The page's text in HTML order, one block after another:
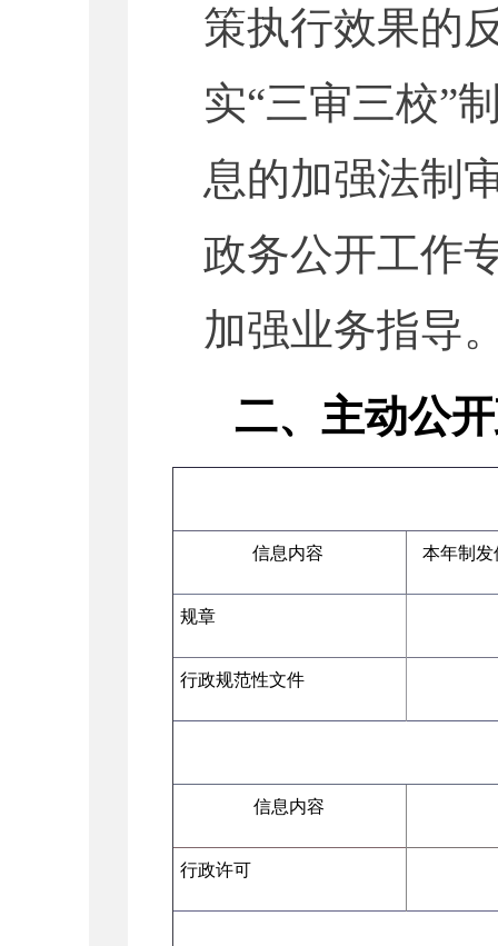
策执行效果的
实“三审三校”
息的加强法制
政务公开工作
加强业务指导
二、主动公
信息内容 本年制发
规章
行政规范性文件
信息内容
行政许可